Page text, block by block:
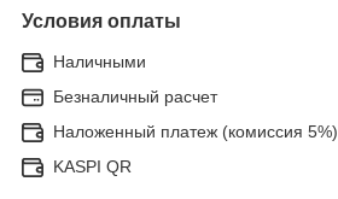
Условия оплаты
Наличными
Безналичный расчет
Наложенный платеж (комиссия 5%)
KASPI QR